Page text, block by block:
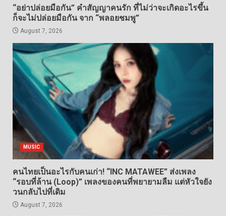
“อย่าปล่อยมือกัน” คำสัญญาคนรัก ที่ไม่ว่าจะเกิดอะไรขึ้น
ก็จะไม่ปล่อยมือกัน จาก “พลอยชมพู”
August 7, 2026
MUSIC
คนไทยเป็นอะไรกับคนเก่า! “INC MATAWEE” ส่งเพลง
“รอบที่ล้าน (Loop)” เพลงของคนที่พยายามลืม แต่หัวใจยัง
วนกลับไปที่เดิม
August 7, 2026